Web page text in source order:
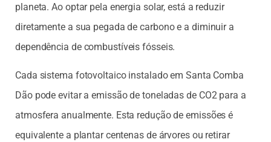
planeta. Ao optar pela energia solar, está a reduzir
diretamente a sua pegada de carbono e a diminuir a
dependência de combustíveis fósseis.
Cada sistema fotovoltaico instalado em Santa Comba
Dão pode evitar a emissão de toneladas de CO2 para a
atmosfera anualmente. Esta redução de emissões é
equivalente a plantar centenas de árvores ou retirar